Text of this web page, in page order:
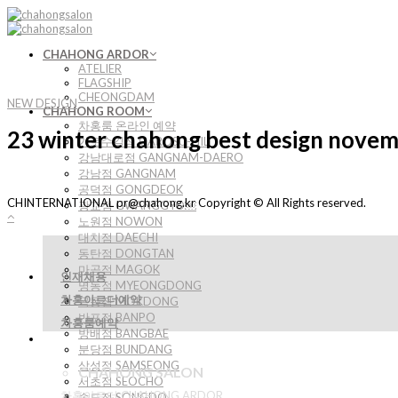
Skip
to
CHAHONG ARDOR
ATELIER
FLAGSHIP
CHEONGDAM
CHAHONG ROOM
차홍룸 온라인 예약
가로수길점 GAROSU-GIL
강남대로점 GANGNAM-DAERO
강남점 GANGNAM
공덕점 GONGDEOK
광교점 GWANGGYO￼
노원점 NOWON
대치점 DAECHI
동탄점 DONGTAN
마곡점 MAGOK
명동점 MYEONGDONG
목동점 MOKDONG
반포점 BANPO
방배점 BANGBAE
분당점 BUNDANG
삼성점 SAMSEONG
서초점 SEOCHO
NEW DESIGN
23 winter chahong best design
CHINTERNATIONAL pr@chahong.kr Copyright © All Rights reserved.
인재채용
차홍아르더예약
차홍룸예약
CHAHONG SALON
차홍아르더 CHAHONG ARDOR